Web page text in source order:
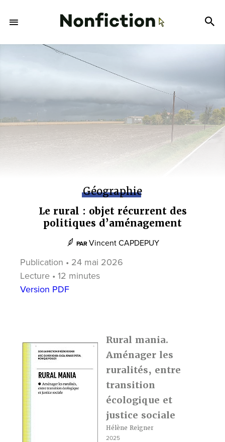
Géographie
Le rural : objet récurrent des
politiques d’aménagement
PAR Vincent CAPDEPUY
Publication • 24 mai 2026
Lecture • 12 minutes
Version PDF
Rural mania.
Aménager les
ruralités, entre
transition
écologique et
justice sociale
Hélène Reigner
2025